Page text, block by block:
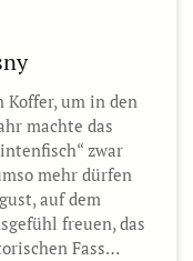
Koffer, um in den
machte das
zwar
mehr dürfen
auf dem
freuen, das
Fass…